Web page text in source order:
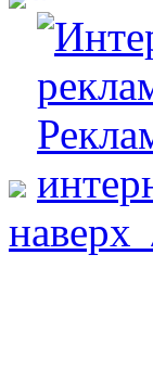
наверх